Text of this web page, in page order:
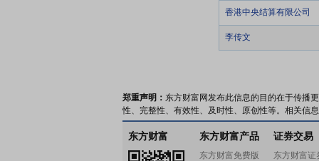
香港中央结算有限公司
李传文
郑重声明： 东方财富网发布此信息的目的在于传播
性、完整性、有效性、及时性、原创性等。相关信
东方财富 东方财富产品
东方财富免费版
证券交易
东方财富证